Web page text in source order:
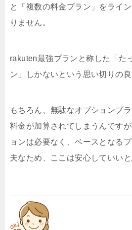
と「複数の料金プラン」をライ
りません。
rakuten最強プランと称した「た
ン」しかないという思い切りの良
もちろん、無駄なオプションプ
料金が加算されてしまうんです
ョンは必要なく、ベースとなる
夫なため、ここは安心していいと